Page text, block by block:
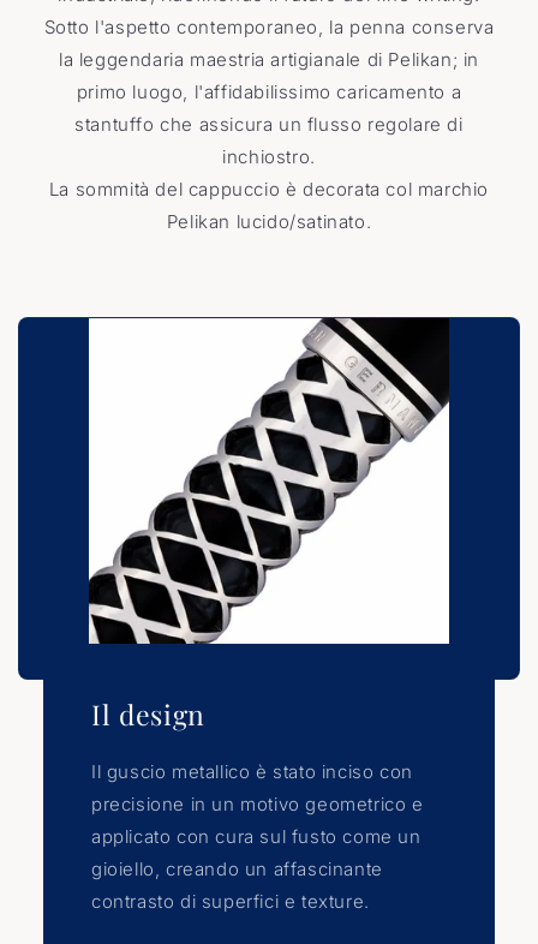
Sotto l'aspetto contemporaneo, la penna conserva
la leggendaria maestria artigianale di Pelikan; in
primo luogo, l'affidabilissimo caricamento a
stantuffo che assicura un flusso regolare di
inchiostro.
La sommità del cappuccio è decorata col marchio
Pelikan lucido/satinato.
Il design
Il guscio metallico è stato inciso con
precisione in un motivo geometrico e
applicato con cura sul fusto come un
gioiello, creando un affascinante
contrasto di superfici e texture.